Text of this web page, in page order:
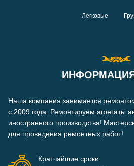
Легковые
Наша компания занимается
c 2009 года. Ремонтируем агрегаты
иностранного производства!
для проведения ремонтных работ!
Кратчайшие сроки